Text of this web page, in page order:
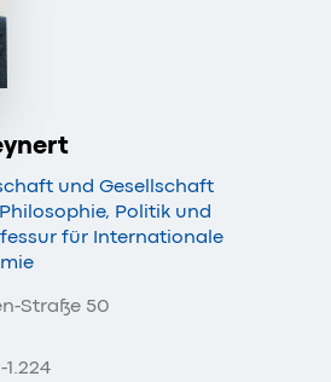
und Gesellschaft
Politik und
für Internationale
Straße 50
1.224